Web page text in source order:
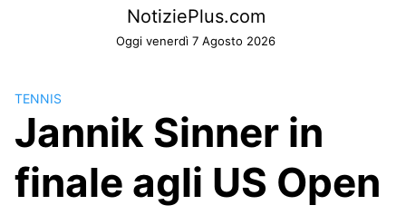
NotiziePlus.com
Oggi venerdì 7 Agosto 2026
TENNIS
Jannik Sinner in
finale agli US Open